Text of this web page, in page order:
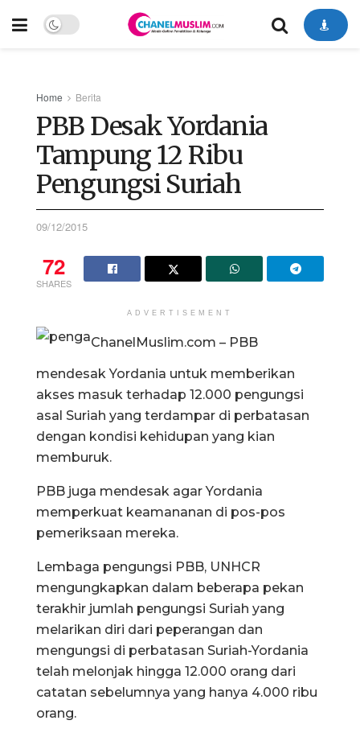
Home Berita
PBB Desak Yordania
Tampung 12 Ribu
Pengungsi Suriah
09/12/2015
72
SHARES
ADVERTISEMENT
ChanelMuslim.com – PBB
mendesak Yordania untuk memberikan
akses masuk terhadap 12.000 pengungsi
asal Suriah yang terdampar di perbatasan
dengan kondisi kehidupan yang kian
memburuk.
PBB juga mendesak agar Yordania
memperkuat keamananan di pos-pos
pemeriksaan mereka.
Lembaga pengungsi PBB, UNHCR
mengungkapkan dalam beberapa pekan
terakhir jumlah pengungsi Suriah yang
melarikan diri dari peperangan dan
mengungsi di perbatasan Suriah-Yordania
telah melonjak hingga 12.000 orang dari
catatan sebelumnya yang hanya 4.000 ribu
orang.